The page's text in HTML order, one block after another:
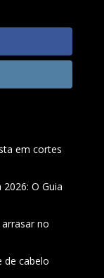
em cortes
O Guia
no
de cabelo